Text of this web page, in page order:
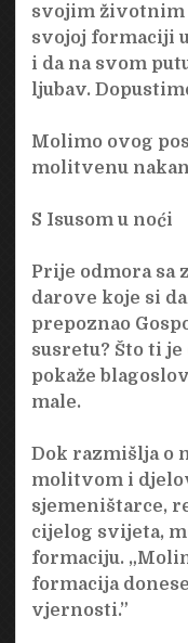
svojim životnim
svojoj formaciji
i da na svom
ljubav.
Molimo ovog
molitvenu
S Isusom u noći
Prije odmora sa
darove koje si
prepoznao
susretu? Što ti
pokaže
male.
Dok razmišlja o
molitvom i
sjemeništarce,
cijelog svijeta,
formaciju.
formacija
vjernosti.”